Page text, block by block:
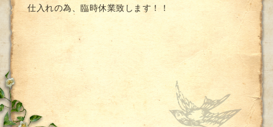
仕入れの為、臨時休業致します！！